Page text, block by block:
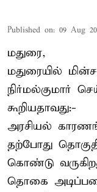
Published on: 09 Aug
மதுரை,
மதுரையில்
நிர்மல்குமார்
கூறியதாவது:-
அரசியல்
தற்போது
கொண்டு
தொகை